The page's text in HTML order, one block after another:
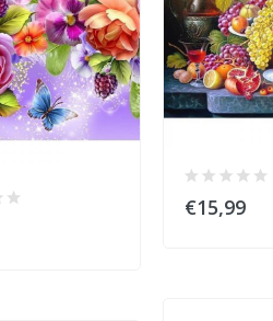
€15,99